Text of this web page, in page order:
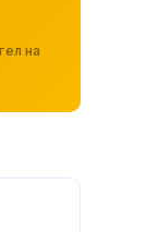
на